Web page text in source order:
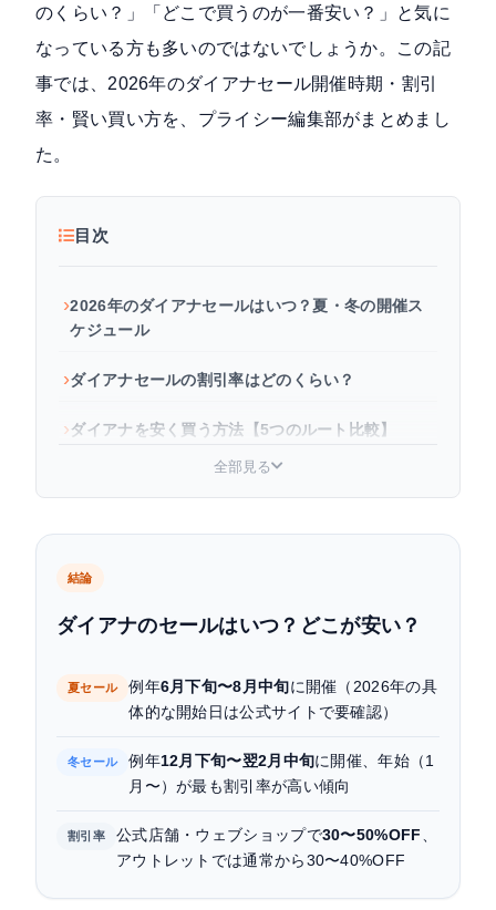
のくらい？」「どこで買うのが一番安い？」と気に
なっている方も多いのではないでしょうか。この記
事では、2026年のダイアナセール開催時期・割引
率・賢い買い方を、プライシー編集部がまとめまし
た。
目次
2026年のダイアナセールはいつ？夏・冬の開催ス
ケジュール
ダイアナセールの割引率はどのくらい？
ダイアナを安く買う方法【5つのルート比較】
セール初日と後半どちらが安い？狙い目タイミン
グを解説
全部見る
結論
ダイアナのセールはいつ？どこが安い？
夏セール 例年6月下旬〜8月中旬に開催（2026年の具
体的な開始日は公式サイトで要確認）
冬セール 例年12月下旬〜翌2月中旬に開催、年始（1
月〜）が最も割引率が高い傾向
割引率 公式店舗・ウェブショップで30〜50%OFF
アウトレットでは通常から30〜40%OFF